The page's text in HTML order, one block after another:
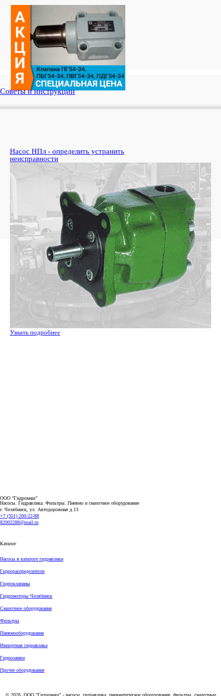
Советы и инструкции
Насос НПл - определить устранить
неисправности
Узнать подробнее
ООО "Гидромаш"
Насосы. Гидравлика. Фильтры. Пневмо и смазочное оборудование
г. Челябинск, ул. Автодорожная д.13
+7 (351) 200-22-88
82002288@mail.ru
Каталог
Насосы в каталоге гидравлики
Гидрораспределители
Гидроклапаны
Гидромоторы Челябинск
Смазочное оборудование
Фильтры
Пневмооборудование
Импортная гидравлика
Гидрозамки
Прочее оборудование
© 2026, ООО "Гидромаш" - насосы, гидравлика, пневматическое оборудование, фильтры, смазочные